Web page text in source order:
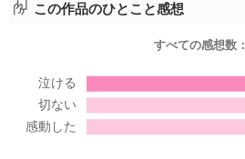
この作品のひとこと感想
すべての感想数：